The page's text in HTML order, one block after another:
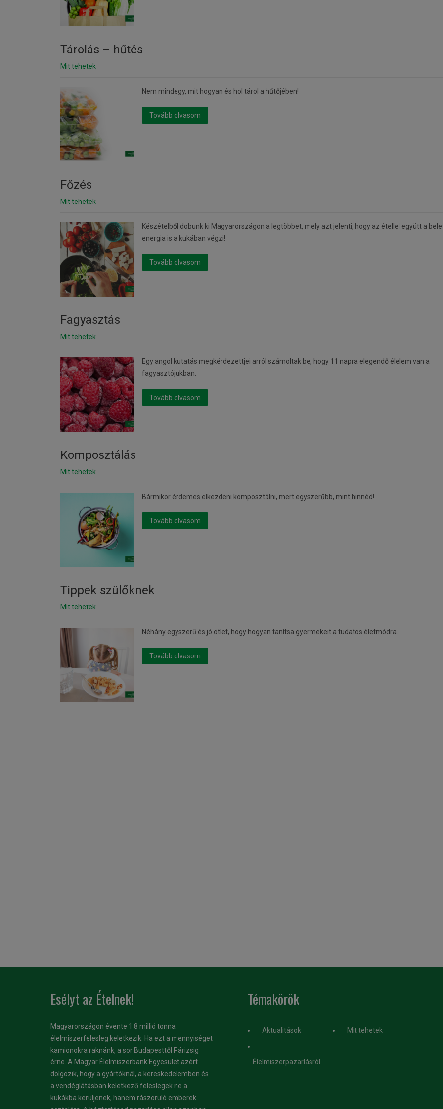
Tárolás – hűtés
Mit tehetek
Nem mindegy, mit hogyan és hol tárol a hűtőjében!
Tovább olvasom
Főzés
Mit tehetek
Készételből dobunk ki Magyarországon a legtöbbet, mely azt jelenti, hogy az étellel együtt a
energia is a kukában végzi!
Tovább olvasom
Fagyasztás
Mit tehetek
Egy angol kutatás megkérdezettjei arról számoltak be, hogy 11 napra elegendő élelem van a
fagyasztójukban.
Tovább olvasom
Komposztálás
Mit tehetek
Bármikor érdemes elkezdeni komposztálni, mert egyszerűbb, mint hinnéd!
Tovább olvasom
Tippek szülőknek
Mit tehetek
Néhány egyszerű és jó ötlet, hogy hogyan tanítsa gyermekeit a tudatos életmódra.
Tovább olvasom
Esélyt az Ételnek!
Magyarországon évente 1,8 millió tonna
élelmiszerfelesleg keletkezik. Ha ezt a mennyiséget
kamionokra raknánk, a sor Budapesttől Párizsig
érne. A Magyar Élelmiszerbank Egyesület azért
dolgozik, hogy a gyártóknál, a kereskedelemben és
a vendéglátásban keletkező feleslegek ne a
kukákba kerüljenek, hanem rászoruló emberek
Témakörök
Aktualitások
Élelmiszerpazarlásról
Mit tehetek